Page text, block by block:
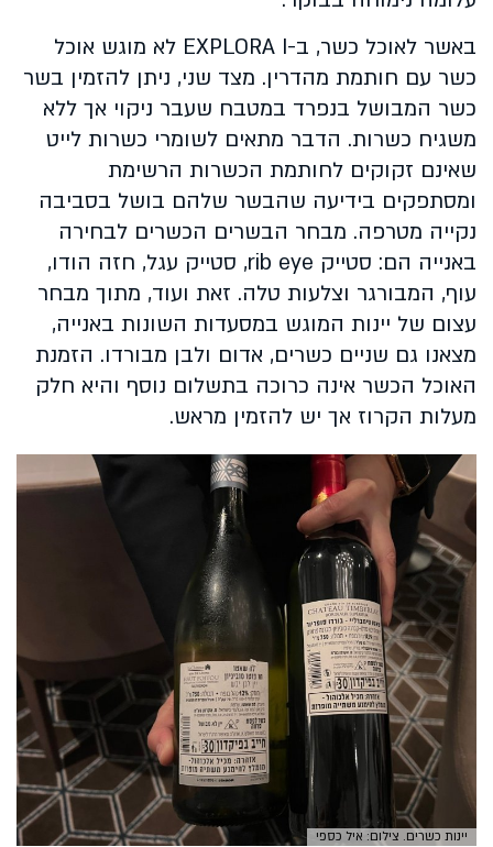
באשר לאוכל כשר, ב-EXPLORA I לא מוגש אוכל
כשר עם חותמת מהדרין. מצד שני, ניתן להזמין בשר
כשר המבושל בנפרד במטבח שעבר ניקוי אך ללא
משגיח כשרות. הדבר מתאים לשומרי כשרות לייט
שאינם זקוקים לחותמת הכשרות הרשימת
ומסתפקים בידיעה שהבשר שלהם בושל בסביבה
נקייה מטרפה. מבחר הבשרים הכשרים לבחירה
באנייה הם: סטייק rib eye, סטייק עגל, חזה הודו,
עוף, המבורגר וצלעות טלה. זאת ועוד, מתוך מבחר
עצום של יינות המוגש במסעדות השונות באנייה,
מצאנו גם שניים כשרים, אדום ולבן מבורדו. הזמנת
האוכל הכשר אינה כרוכה בתשלום נוסף והיא חלק
מעלות הקרוז אך יש להזמין מראש.
יינות כשרים. צילום: איל כספי